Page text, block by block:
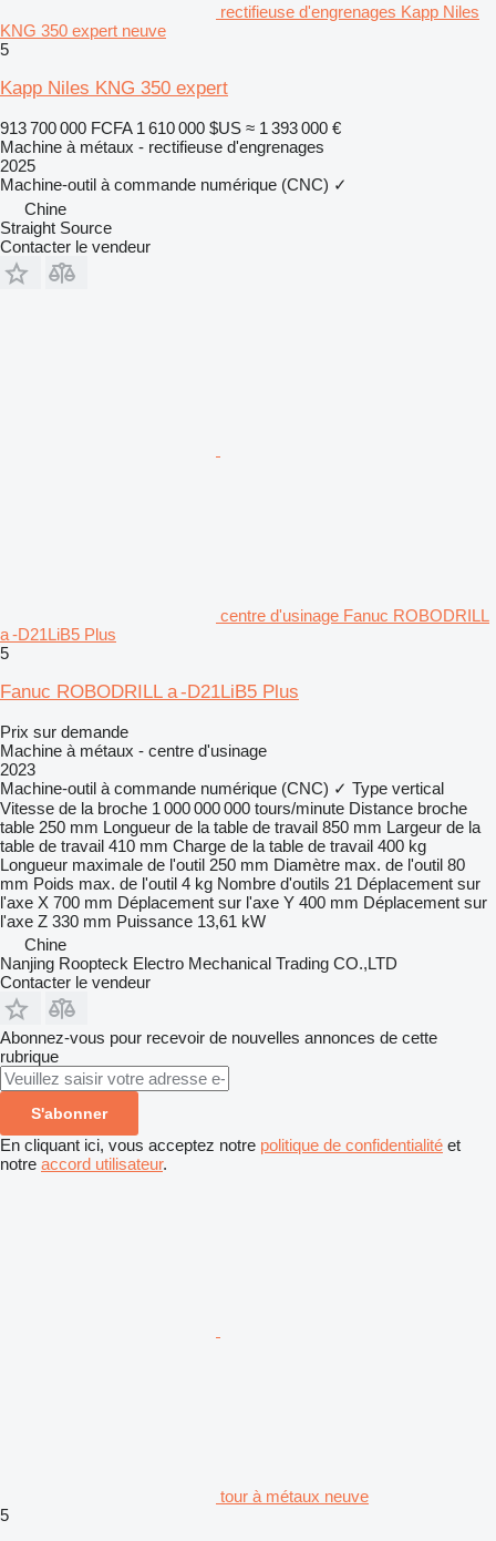
rectifieuse d'engrenages Kapp Niles
KNG 350 expert neuve
5
Kapp Niles KNG 350 expert
913 700 000 FCFA 1 610 000 $US ≈ 1 393 000 €
Machine à métaux - rectifieuse d'engrenages
2025
Machine-outil à commande numérique (CNC) ✓
Chine
Straight Source
Contacter le vendeur
centre d'usinage Fanuc ROBODRILL
a -D21LiB5 Plus
5
Fanuc ROBODRILL a -D21LiB5 Plus
Prix sur demande
Machine à métaux - centre d'usinage
2023
Machine-outil à commande numérique (CNC) ✓ Type vertical
Vitesse de la broche 1 000 000 000 tours/minute Distance broche
table 250 mm Longueur de la table de travail 850 mm Largeur de la
table de travail 410 mm Charge de la table de travail 400 kg
Longueur maximale de l'outil 250 mm Diamètre max. de l'outil 80
mm Poids max. de l'outil 4 kg Nombre d'outils 21 Déplacement sur
l'axe X 700 mm Déplacement sur l'axe Y 400 mm Déplacement sur
l'axe Z 330 mm Puissance 13,61 kW
Chine
Nanjing Roopteck Electro Mechanical Trading CO.,LTD
Contacter le vendeur
Abonnez-vous pour recevoir de nouvelles annonces de cette
rubrique
S'abonner
En cliquant ici, vous acceptez notre politique de confidentialité et
notre accord utilisateur.
tour à métaux neuve
5